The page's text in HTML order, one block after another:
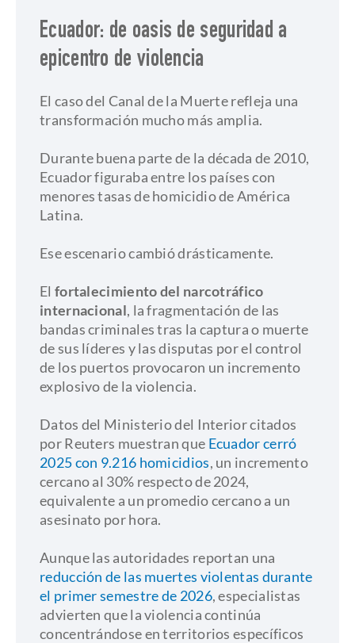
Ecuador: de oasis de seguridad a
epicentro de violencia
El caso del Canal de la Muerte refleja una
transformación mucho más amplia.
​Durante buena parte de la década de 2010,
Ecuador figuraba entre los países con
menores tasas de homicidio de América
Latina.
​Ese escenario cambió drásticamente.
​El fortalecimiento del narcotráfico
internacional, la fragmentación de las
bandas criminales tras la captura o muerte
de sus líderes y las disputas por el control
de los puertos provocaron un incremento
explosivo de la violencia.
​Datos del Ministerio del Interior citados
por Reuters muestran que Ecuador cerró
2025 con 9.216 homicidios, un incremento
cercano al 30% respecto de 2024,
equivalente a un promedio cercano a un
asesinato por hora.
​Aunque las autoridades reportan una
reducción de las muertes violentas durante
el primer semestre de 2026, especialistas
advierten que la violencia continúa
concentrándose en territorios específicos